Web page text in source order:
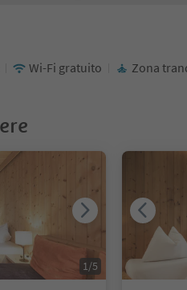
Wi-Fi gratuito Zona
1/5